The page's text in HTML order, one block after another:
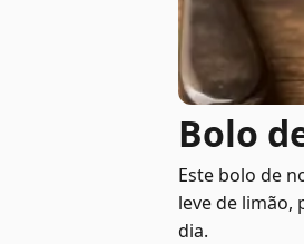
Bolo
Este bolo de
leve de limão,
dia.